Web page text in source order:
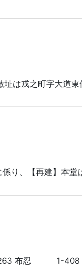
址は戎之町字大道
り、【再建】本
263 布忍 1-408